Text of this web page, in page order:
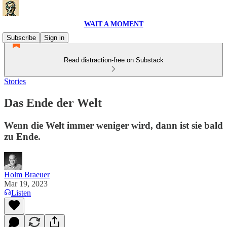
WAIT A MOMENT
Subscribe
Sign in
Read distraction-free on Substack
Stories
Das Ende der Welt
Wenn die Welt immer weniger wird, dann ist sie bald
zu Ende.
Holm Braeuer
Mar 19, 2023
Listen